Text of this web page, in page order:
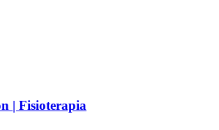
| Fisioterapia